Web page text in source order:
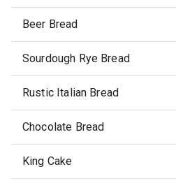
Beer Bread
Sourdough Rye Bread
Rustic Italian Bread
Chocolate Bread
King Cake